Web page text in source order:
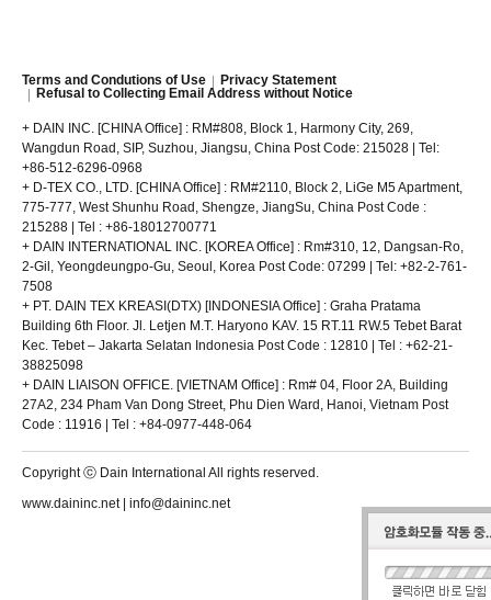
제7조(이용신청의 승낙)
① 회원이 신청서의 모든 사항을 정확히 기재하여 이용신청을 하였을 경우에 특별한 사정
이 없는 한 서비스 이용신청을 승낙합니다.
② 다음 각 호에 해당하는 경우에는 이용 승낙을 하지 않을 수 있습니다.
1. 본인의 실명으로 신청하지 않았을 때
2. 타인의 명의를 사용하여 신청하였을 때
3. 이용신청의 내용을 허위로 기재한 경우
4. 사회의 안녕 질서 또는 미풍양속을 저해할 목적으로 신청하였을 때
5. 기타 회사가 정한 이용신청 요건에 미비 되었을 때
제8조(계약사항의 변경)
회원은 이용신청시 기재한 사항이 변경되었을 경우에는 수정하여야 하며, 수정하지 아니
하여 발생하는 문제의 책임은 회원에게 있습니다.
제3장 계약당사자의 의무
제9조(회사의 의무)
회사는 서비스 제공과 관련해서 알고 있는 회원의 신상 정보를 본인의 승낙 없이 제3자에게
누설하거나 배포하지 않습니다.
단, 전기통신기본법 등 법률의 규정에 의해 국가기관의 요구가 있는 경우, 범죄에 대한 수사
제10조(회원의 의무)
① 회원은 서비스를 이용할 때 다음 각 호의 행위를 하지 않아야 합니다.
ο 개인정보 수집방법 : 홈페이지(회원가입, 게시판 등) , 배송 요청
개인정보의 수집 및 이용목적
회사는 수집한 개인정보를 다음의 목적을 위해 활용합니다.
ο 서비스 제공에 관한 계약 이행 및 서비스 제공에 따른 요금정산
콘텐츠 제공 , 구매 및 요금 결제 , 물품배송 또는 청구지 등 발송
ο 회원 관리
회원제 서비스 이용에 따른 본인확인 , 개인 식별 , 불량회원의 부정 이용 방지와 비인가 사
용 방지 , 가입 의사 확인 , 연령확인 , 만14세 미만 아동 개인정보 수집 시 법정 대리인 동의여
부 확인 , 불만처리 등 민원처리 , 고지사항 전달
ο 마케팅 및 광고에 활용
이벤트 등 광고성 정보 전달 , 접속 빈도 파악 또는 회원의 서비스 이용에 대한 통계
단, 이용자의 기본적 인권 침해의 우려가 있는 민감한 개인정보(인종 및 민족, 사상 및 신조,
출신지 및 본적지, 정치적 성향 및 범죄기록, 건강상태 및 성생활 등)는 수집하지 않습니다.
개인정보의 보유 및 이용기간
ο 귀하의 개인정보는 다음과 같이 개인정보의 수집목적 또는 제공받은 목적이 달성되면 파
기됩니다.
- 배송정보의 경우, 물품 또는 서비스가 인도되거나 제공된 때 (단, 상법 등 법령의 규정에 의
하여 보존할 필요성이 있는 경우에는 예외로 합니다.)
Terms and Condutions of Use
Privacy Statement
Refusal to Collecting Email Address without Notice
+ DAIN INC. [CHINA Office] : RM#808, Block 1, Harmony City, 269,
Wangdun Road, SIP, Suzhou, Jiangsu, China Post Code: 215028 | Tel:
+86-512-6296-0968
+ D-TEX CO., LTD. [CHINA Office] : RM#2110, Block 2, LiGe M5 Apartment,
775-777, West Shunhu Road, Shengze, JiangSu, China Post Code :
215288 | Tel : +86-18012700771
+ DAIN INTERNATIONAL INC. [KOREA Office] : Rm#310, 12, Dangsan-Ro,
2-Gil, Yeongdeungpo-Gu, Seoul, Korea Post Code: 07299 | Tel: +82-2-761-
7508
+ PT. DAIN TEX KREASI(DTX) [INDONESIA Office] : Graha Pratama
Building 6th Floor. Jl. Letjen M.T. Haryono KAV. 15 RT.11 RW.5 Tebet Barat
Kec. Tebet – Jakarta Selatan Indonesia Post Code : 12810 | Tel : +62-21-
38825098
+ DAIN LIAISON OFFICE. [VIETNAM Office] : Rm# 04, Floor 2A, Building
27A2, 234 Pham Van Dong Street, Phu Dien Ward, Hanoi, Vietnam Post
Code : 11916 | Tel : +84-0977-448-064
Copyright ⓒ Dain International All rights reserved.
www.daininc.net | info@daininc.net